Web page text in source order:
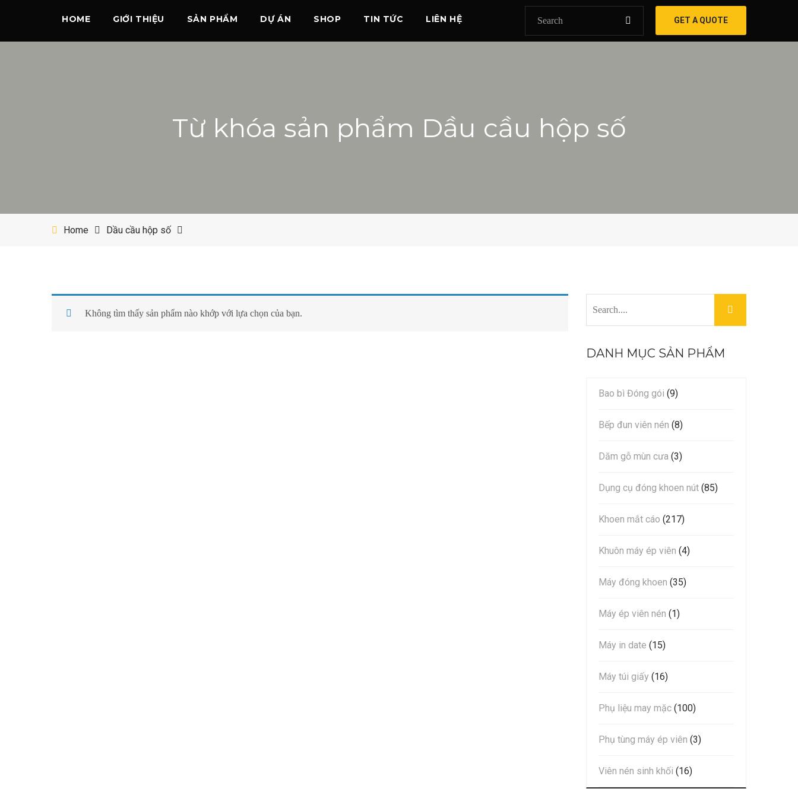
HOME GIỚI THIỆU SẢN PHẨM DỰ ÁN SHOP TIN TỨC LIÊN HỆ GET A QUOTE
Từ khóa sản phẩm Dầu cầu hộp số
Home Dầu cầu hộp số
Không tìm thấy sản phẩm nào khớp với lựa chọn của bạn.
DANH MỤC SẢN PHẨM
Bao bì Đóng gói (9)
Bếp đun viên nén (8)
Dăm gỗ mùn cưa (3)
Dụng cụ đóng khoen nút (85)
Khoen mắt cáo (217)
Khuôn máy ép viên (4)
Máy đóng khoen (35)
Máy ép viên nén (1)
Máy in date (15)
Máy túi giấy (16)
Phụ liệu may mặc (100)
Phụ tùng máy ép viên (3)
Viên nén sinh khối (16)